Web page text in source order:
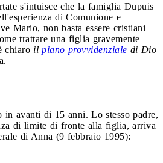
s'intuisce che la famiglia Dupuis
di Comunione e
Mario, non basta essere cristiani
trattare una figlia gravemente
chiaro il piano provvidenziale di Dio
in avanti di 15 anni. Lo stesso padre,
di limite di fronte alla figlia, arriva
di Anna (9 febbraio 1995):